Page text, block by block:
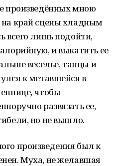
произведённых мною
на край сцены хладным
всего лишь подойти,
и выкатить ее
веселье, танцы и
к метавшейся в
чтобы
развязать ее,
но не вышло.
произведения был к
Муха, не желавшая